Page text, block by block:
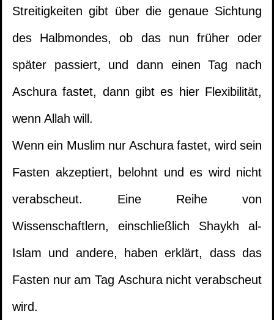
Streitigkeiten gibt über die genaue Sichtung
des Halbmondes, ob das nun früher oder
später passiert, und dann einen Tag nach
Aschura fastet, dann gibt es hier Flexibilität,
wenn Allah will.
Wenn ein Muslim nur Aschura fastet, wird sein
Fasten akzeptiert, belohnt und es wird nicht
verabscheut. Eine Reihe von
Wissenschaftlern, einschließlich Shaykh al-
Islam und andere, haben erklärt, dass das
Fasten nur am Tag Aschura nicht verabscheut
wird.